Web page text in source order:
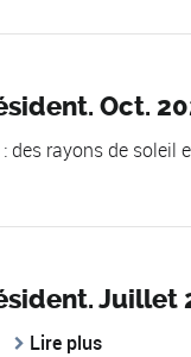
Oct.
des rayons de soleil
Juillet
Lire plus